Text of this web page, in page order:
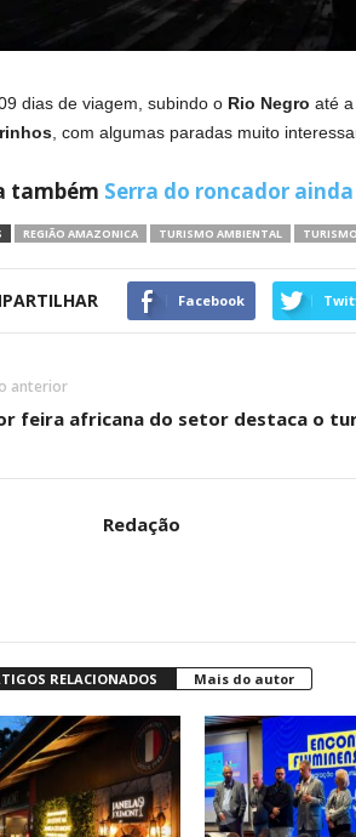
dias de viagem, subindo o Rio Negro até
, com algumas paradas muito
também Serra do roncador
REGIÃO AMAZONICA TURISMO AMBIENTAL
Facebook
anterior
feira africana do setor destaca o
Redação
RELACIONADOS Mais do autor